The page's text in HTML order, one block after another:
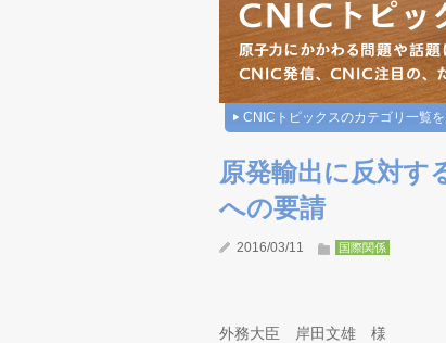
CNICトピックスのカテゴリ一覧
原発輸出に反対す
への要請
2016/03/11 国際関係
外務大臣 岸田文雄 様